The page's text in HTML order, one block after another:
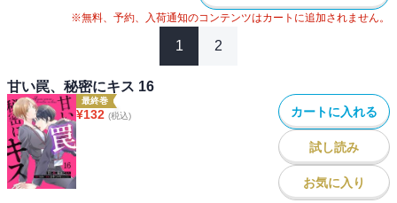
※無料、予約、入荷通知のコンテンツはカートに追加されません。
1 2
甘い罠、秘密にキス 16
最終巻
¥132 (税込) カートに入れる
試し読み
お気に入り